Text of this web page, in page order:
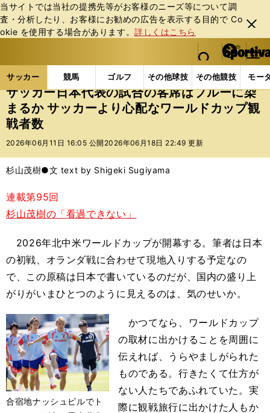
当サイトでは当社の提携先等がお客様のニーズ等について調
査・分析したり、お客様にお勧めの広告を表⽰する⽬的で Co
okie を使⽤する場合があります。詳しくはこちら
閉じ
る
web Sportiva (webスポルティーバ)
検索
マイペ
ー
ジ
メニュ
サッカー 競馬 ゴルフ その他球技 その他競技 モー
ス
ポ
ル
テ
ー
バ
サッカーの記事一覧 サッカー代表 日本代表 サ
サッカー日本代表の試合の客席はブルーに染
まるか サッカーより心配なワールドカップ観
戦者数
2026年06月11日 16:05 公開 2026年06月18日 22:49 更新
杉山茂樹●文 text by Shigeki Sugiyama
連載第95回
杉山茂樹の「看過できない」
2026年北中米ワールドカップが開幕する。筆者は日本
の初戦、オランダ戦に合わせて現地入りする予定なの
で、この原稿は日本で書いているのだが、国内の盛り上
がりがいまひとつのように見えるのは、気のせいか。
合宿地ナッシュビルでト
かつてなら、ワールドカップ
の取材に出かけることを周囲に
伝えれば、うらやましがられた
ものである。行きたくて仕方が
ない人たちであふれていた。実
際に観戦旅行に出かけた人もか